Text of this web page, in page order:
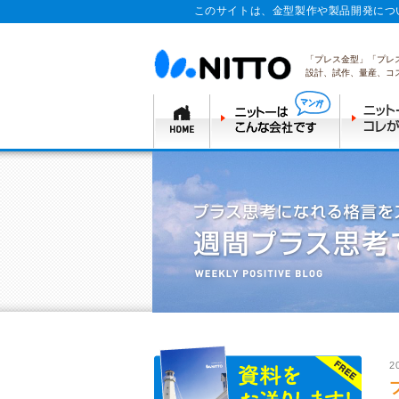
このサイトは、金型製作や製品開発に
「プレス金型」「プ
設計、試作、量産、コ